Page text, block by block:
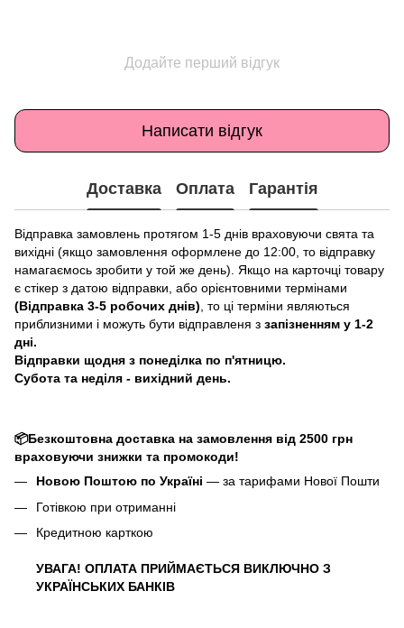
Додайте перший відгук
Написати відгук
Доставка Оплата Гарантія
Відправка замовлень протягом 1-5 днів враховуючи свята та
вихідні (якщо замовлення оформлене до 12:00, то відправку
намагаємось зробити у той же день). Якщо на карточці товару
є стікер з датою відправки, або орієнтовними термінами
(Відправка 3-5 робочих днів), то ці терміни являються
приблизними і можуть бути відправленя з запізненням у 1-2
дні.
Відправки щодня з понеділка по п'ятницю.
Субота та неділя - вихідний день.
📦Безкоштовна доставка на замовлення від 2500 грн
враховуючи знижки та промокоди!
Новою Поштою по Україні — за тарифами Нової Пошти
Готівкою при отриманні
Кредитною карткою
УВАГА! ОПЛАТА ПРИЙМАЄТЬСЯ ВИКЛЮЧНО З
УКРАЇНСЬКИХ БАНКІВ